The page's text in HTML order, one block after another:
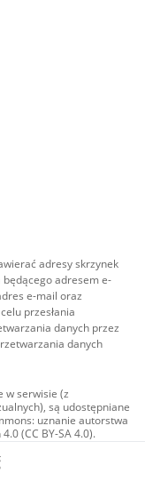
adresy skrzynek
adresem e-
e-mail oraz
przesłania
danych przez
danych
w serwisie (z
są udostępniane
uznanie autorstwa
(CC BY-SA 4.0).
zdjęcia, materiały
na licencji typu
użycie